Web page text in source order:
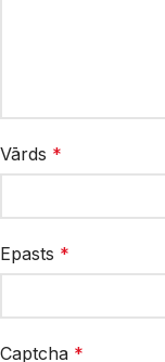
Vārds *
Epasts *
Captcha *